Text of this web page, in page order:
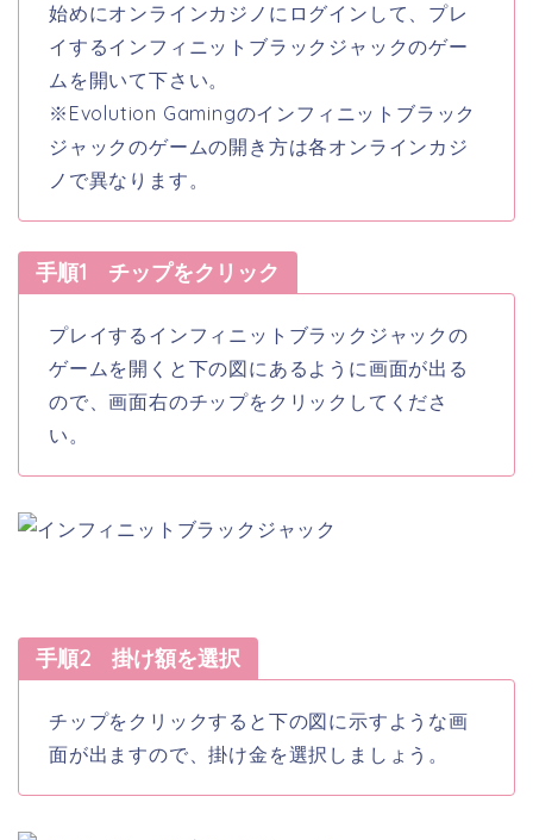
始めにオンラインカジノにログインして、プレ
イするインフィニットブラックジャックのゲー
ムを開いて下さい。
※Evolution Gamingのインフィニットブラック
ジャックのゲームの開き方は各オンラインカジ
ノで異なります。
手順1 チップをクリック
プレイするインフィニットブラックジャックの
ゲームを開くと下の図にあるように画面が出る
ので、画面右のチップをクリックしてくださ
い。
手順2 掛け額を選択
チップをクリックすると下の図に示すような画
面が出ますので、掛け金を選択しましょう。